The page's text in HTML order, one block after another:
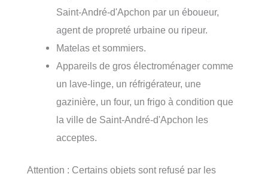
Saint-André-d'Apchon par un éboueur,
agent de propreté urbaine ou ripeur.
Matelas et sommiers.
Appareils de gros électroménager comme
un lave-linge, un réfrigérateur, une
gazinière, un four, un frigo à condition que
la ville de Saint-André-d'Apchon les
acceptes.
Attention : Certains objets sont refusé par les